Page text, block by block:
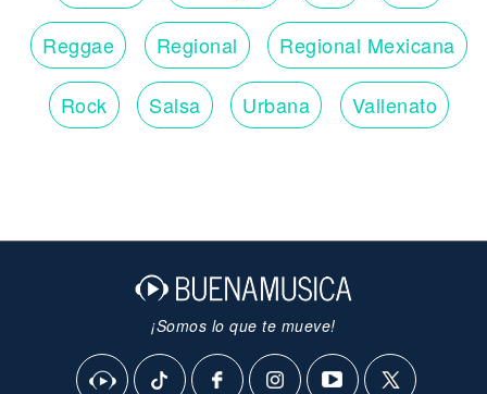
Reggae Regional Regional Mexicana
Rock Salsa Urbana Vallenato
¡Somos lo que te mueve!